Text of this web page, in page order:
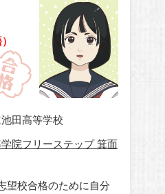
田高等学校
院フリーステップ 箕面
望校合格のために自分